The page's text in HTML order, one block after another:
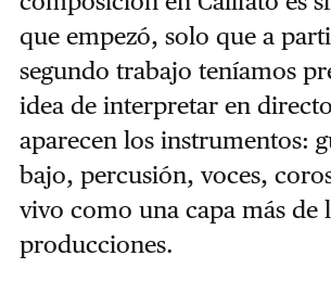
que empezó, solo que a
segundo trabajo teníamos
idea de interpretar en
aparecen los instrumentos:
bajo, percusión, voces,
vivo como una capa más de
producciones.